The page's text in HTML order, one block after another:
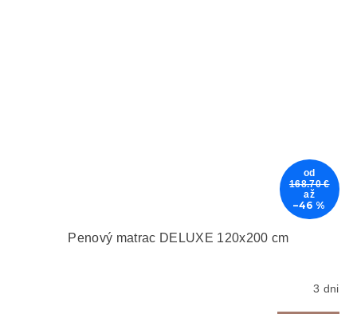
od
168.70 €
až
–46 %
Penový matrac DELUXE 120x200 cm
3 dni